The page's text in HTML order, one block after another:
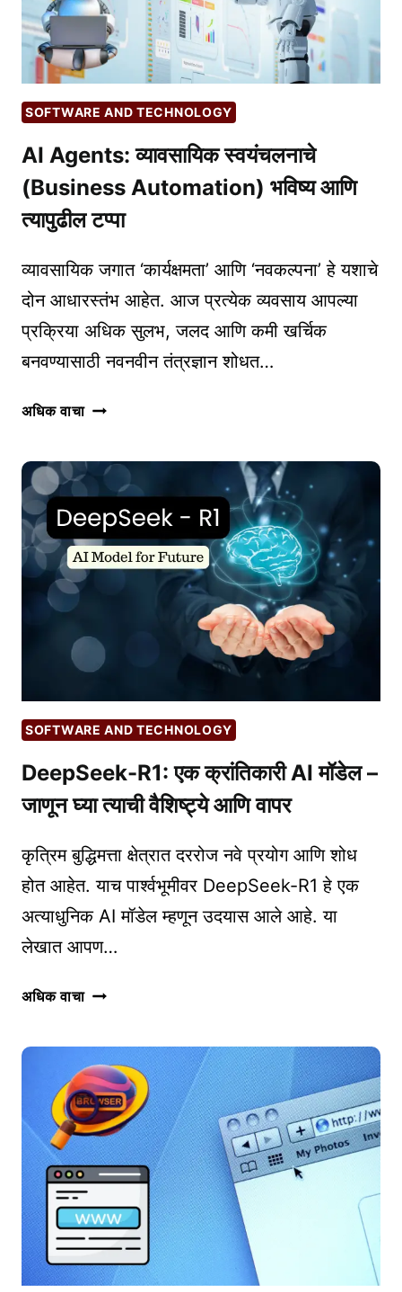
CHECKING
TOOLS
FOR
ENGLISH)
SOFTWARE AND TECHNOLOGY
AI Agents: व्यावसायिक स्वयंचलनाचे
(Business Automation) भविष्य आणि
त्यापुढील टप्पा
व्यावसायिक जगात ‘कार्यक्षमता’ आणि ‘नवकल्पना’ हे यशाचे
दोन आधारस्तंभ आहेत. आज प्रत्येक व्यवसाय आपल्या
प्रक्रिया अधिक सुलभ, जलद आणि कमी खर्चिक
बनवण्यासाठी नवनवीन तंत्रज्ञान शोधत…
अधिक वाचाAI
स्वयंचलनाचे
(BUSINESS
AUTOMATION)
भविष्य
आणि
SOFTWARE AND TECHNOLOGY
DeepSeek-R1: एक क्रांतिकारी AI मॉडेल –
जाणून घ्या त्याची वैशिष्ट्ये आणि वापर
कृत्रिम बुद्धिमत्ता क्षेत्रात दररोज नवे प्रयोग आणि शोध
होत आहेत. याच पार्श्वभूमीवर DeepSeek-R1 हे एक
अत्याधुनिक AI मॉडेल म्हणून उदयास आले आहे. या
लेखात आपण…
अधिक वाचाDEEPSEEK-
क्रांतिकारी
AI
मॉडेल
–
जाणून
घ्या
त्याची
वैशिष्ट्ये
वापर